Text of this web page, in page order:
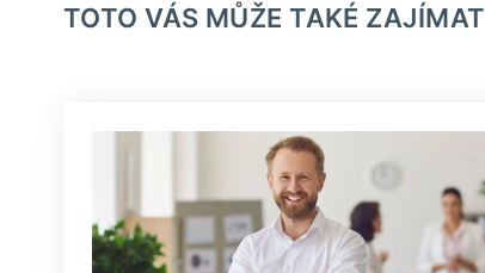
TOTO VÁS MŮŽE TAKÉ ZAJÍMAT